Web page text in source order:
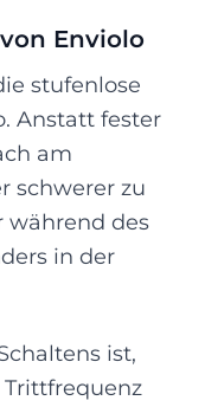
Enviolo
stufenlose
Anstatt fester
am
schwerer zu
während des
in der
ist,